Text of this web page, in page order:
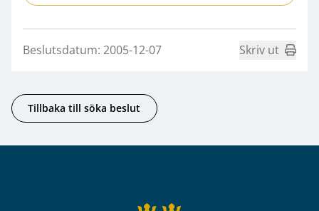
Beslutsdatum: 2005-12-07 Skriv ut
Tillbaka till söka beslut